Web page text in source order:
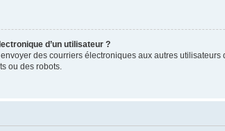
d’un utilisateur ?
des courriers électroniques aux autres
ou des robots.